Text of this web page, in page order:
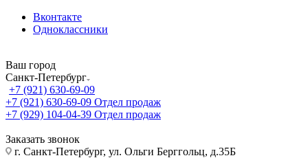
Вконтакте
Одноклассники
Ваш город
Санкт-Петербург
+7 (921) 630-69-09
+7 (921) 630-69-09 Отдел продаж
+7 (929) 104-04-39 Отдел продаж
Заказать звонок
г. Санкт-Петербург, ул. Ольги Берггольц, д.35Б